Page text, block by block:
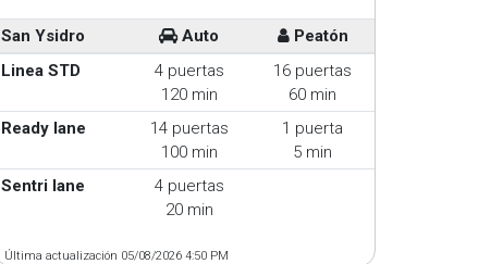
San Ysidro Auto
Peatón
Linea STD
4 puertas
120 min
16 puertas
60 min
Ready lane
14 puertas
100 min
1 puerta
5 min
Sentri lane
4 puertas
20 min
Última actualización 05/08/2026 4:50 PM